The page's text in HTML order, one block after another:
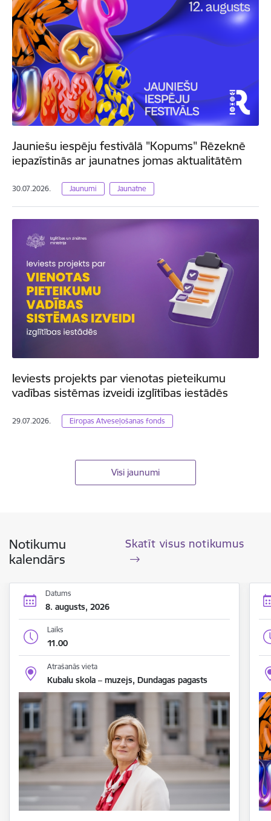
Jauniešu iespēju festivālā "Kopums" Rēzeknē
iepazīstinās ar jaunatnes jomas aktualitātēm
30.07.2026. Jaunumi Jaunatne
Ieviests projekts par vienotas pieteikumu
vadības sistēmas izveidi izglītības iestādēs
29.07.2026. Eiropas Atveseļošanas fonds
Visi jaunumi
Notikumu
kalendārs
Skatīt visus notikumus
Datums
8. augusts, 2026
Laiks
11.00
Atrašanās vieta
Kubalu skola – muzejs, Dundagas pagasts